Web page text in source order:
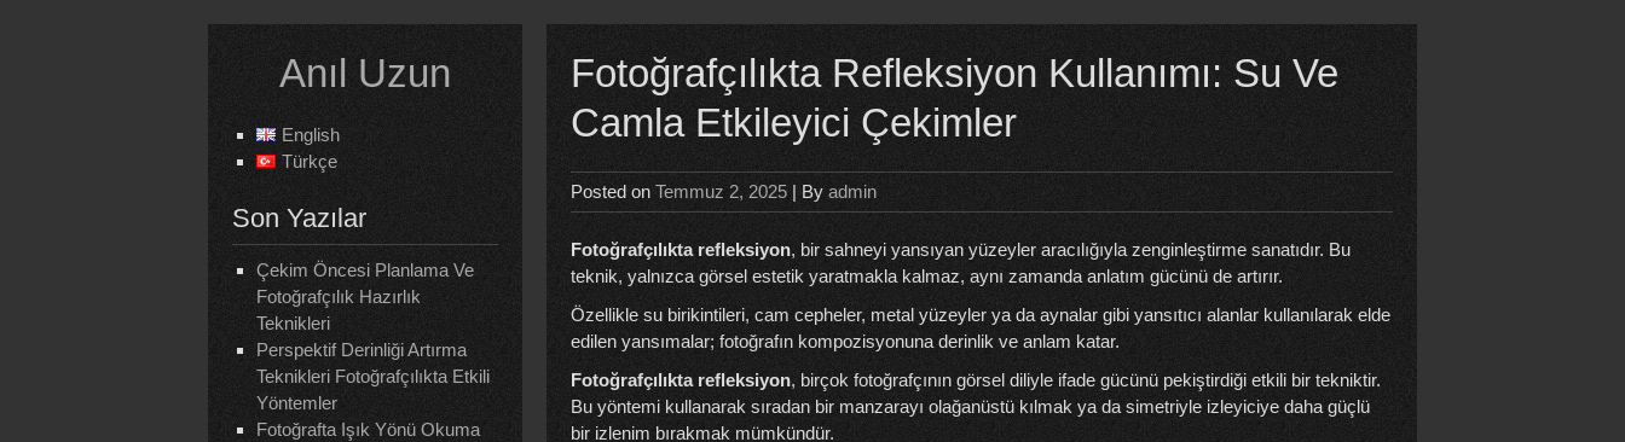
Anıl Uzun
English
Türkçe
Son Yazılar
Çekim Öncesi Planlama Ve
Fotoğrafçılık Hazırlık
Teknikleri
Perspektif Derinliği Artırma
Teknikleri Fotoğrafçılıkta Etkili
Yöntemler
Fotoğrafta Işık Yönü Okuma
Fotoğrafçılıkta Refleksiyon Kullanımı: Su Ve
Camla Etkileyici Çekimler
Posted on Temmuz 2, 2025 | By admin
Fotoğrafçılıkta refleksiyon, bir sahneyi yansıyan yüzeyler aracılığıyla zenginleştirme sanatıdır. Bu
teknik, yalnızca görsel estetik yaratmakla kalmaz, aynı zamanda anlatım gücünü de artırır.
Özellikle su birikintileri, cam cepheler, metal yüzeyler ya da aynalar gibi yansıtıcı alanlar kullanılarak elde
edilen yansımalar; fotoğrafın kompozisyonuna derinlik ve anlam katar.
Fotoğrafçılıkta refleksiyon, birçok fotoğrafçının görsel diliyle ifade gücünü pekiştirdiği etkili bir tekniktir.
Bu yöntemi kullanarak sıradan bir manzarayı olağanüstü kılmak ya da simetriyle izleyiciye daha güçlü
bir izlenim bırakmak mümkündür.